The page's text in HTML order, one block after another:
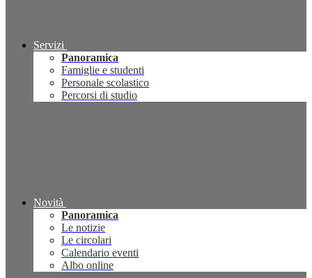
Servizi
Panoramica
Famiglie e studenti
Personale scolastico
Percorsi di studio
Novità
Panoramica
Le notizie
Le circolari
Calendario eventi
Albo online